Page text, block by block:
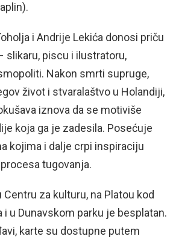
i Andrije Lekića donosi priču
slikaru, piscu i ilustratoru,
Nakon smrti supruge,
život i stvaralaštvo u Holandiji,
iznova da se motiviše
koja ga je zadesila. Posećuje
kojima i dalje crpi inspiraciju
tugovanja.
za kulturu, na Platou kod
i u Dunavskom parku je besplatan.
karte su dostupne putem